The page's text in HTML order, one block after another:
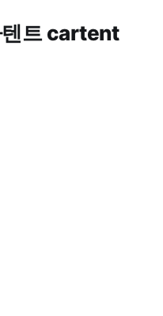
트 cartent